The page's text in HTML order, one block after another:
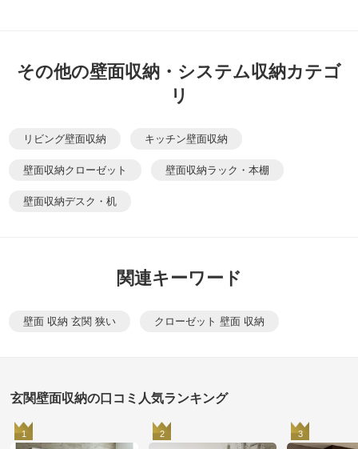
その他の壁面収納・システム収納カテゴ
リ
リビング壁面収納 キッチン壁面収納
壁面収納クローゼット 壁面収納ラック・本棚
壁面収納デスク・机
関連キーワード
壁面 収納 玄関 狭い クローゼット 壁面 収納
玄関壁面収納の口コミ人気ランキング
1 2 3